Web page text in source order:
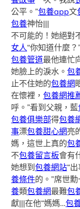
公平。”包養app文
包養神怡|||
不可能的！她絕對
女人“你知道什麼？
包養管道最他連忙
她臉上的淚水。包
止不住她的包養網
在懷裡，包養網推
呼。”看到父親，藍
包養俱樂部得包養
事漂包養甜心網亮
媽，這世上真的包
不包養留言板會有
她想到包養網站“
養條件的。”席世
養類包養網最難包
獻|||在他“媽媽…包